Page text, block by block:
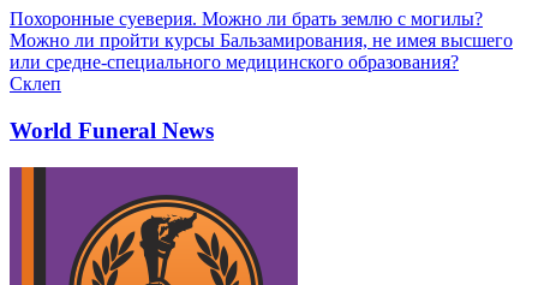
Похоронные суеверия. Можно ли брать землю с могилы?
Можно ли пройти курсы Бальзамирования, не имея высшего
или средне-специального медицинского образования?
Склеп
World Funeral News